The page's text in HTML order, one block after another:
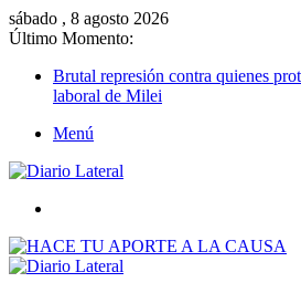
sábado , 8 agosto 2026
Último Momento:
Brutal represión contra quienes
laboral de Milei
Menú